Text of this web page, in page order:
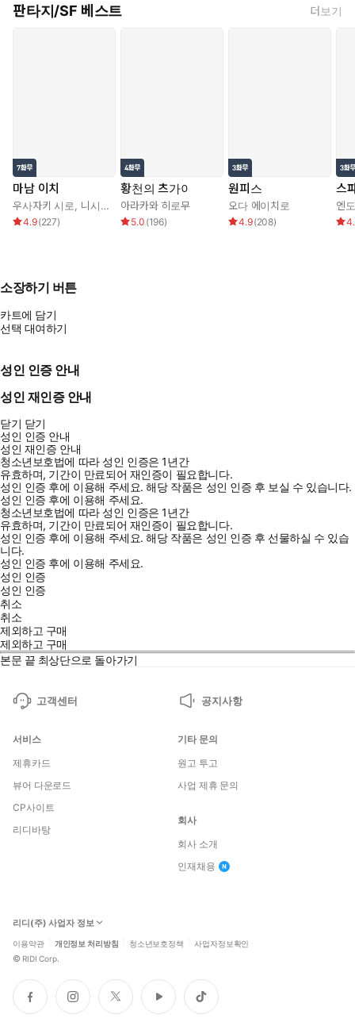
판타지/SF 베스트 더보기
마남 이치
우사자키 시로, 니시 오사무
4.9(227)
황천의 츠가이
아라카와 히로무
5.0 (196)
원피스
오다 에이치로
4.9(208)
스
엔
소장하기 버튼
카트에 담기
선택 대여하기
성인 인증 안내
성인 재인증 안내
닫기 닫기
성인 인증 안내
성인 재인증 안내
청소년보호법에 따라 성인 인증은 1년간
유효하며, 기간이 만료되어 재인증이 필요합니다.
성인 인증 후에 이용해 주세요.해당 작품은 성인 인증 후 보실 수 있습니다.
성인 인증 후에 이용해 주세요.
청소년보호법에 따라 성인 인증은 1년간
유효하며, 기간이 만료되어 재인증이 필요합니다.
성인 인증 후에 이용해 주세요.해당 작품은 성인 인증 후 선물하실 수 있습
니다.
성인 인증 후에 이용해 주세요.
성인 인증
성인 인증
취소
취소
제외하고 구매
제외하고 구매
본문 끝 최상단으로 돌아가기
고객센터 공지사항
서비스
제휴카드
뷰어 다운로드
CP사이트
리디바탕
기타 문의
원고 투고
사업 제휴 문의
회사
회사 소개
인재채용
리디(주) 사업자 정보
이용약관 개인정보 처리방침 청소년보호정책 사업자정보확인
© RIDI Corp.
페
이
인
스
트
위
유
튜
틱
톡